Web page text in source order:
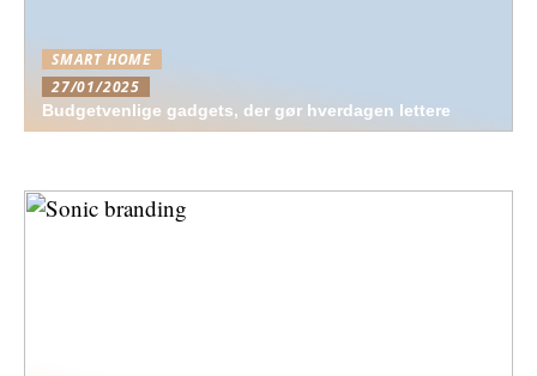
SMART HOME
27/01/2025
Budgetvenlige gadgets, der gør hverdagen lettere